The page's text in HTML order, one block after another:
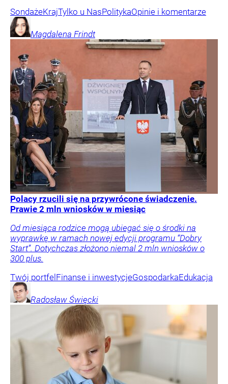
SondażeKrajTylko u NasPolitykaOpinie i komentarze
Magdalena Frindt
Polacy rzucili się na przywrócone świadczenie.
Prawie 2 mln wniosków w miesiąc
Od miesiąca rodzice mogą ubiegać się o środki na
wyprawkę w ramach nowej edycji programu “Dobry
Start”. Dotychczas złożono niemal 2 mln wniosków o
300 plus.
Twój portfelFinanse i inwestycjeGospodarkaEdukacja
Radosław Święcki